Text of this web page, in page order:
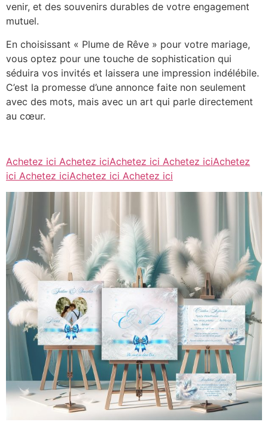
venir, et des souvenirs durables de votre engagement
mutuel.
En choisissant « Plume de Rêve » pour votre mariage,
vous optez pour une touche de sophistication qui
séduira vos invités et laissera une impression indélébile.
C’est la promesse d’une annonce faite non seulement
avec des mots, mais avec un art qui parle directement
au cœur.
Achetez ici Achetez iciAchetez ici Achetez iciAchetez
ici Achetez iciAchetez ici Achetez ici